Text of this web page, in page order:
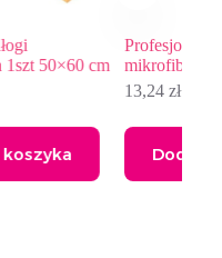
Profesjonalna ściereczka z
mikrofibry PVA 1 szt RAVI
Dodaj do koszyka